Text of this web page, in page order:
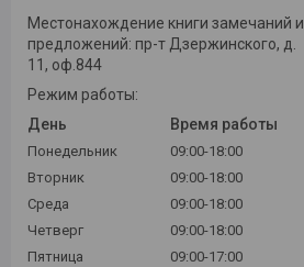
Местонахождение книги замечаний и
предложений: пр-т Дзержинского, д.
11, оф.844
Режим работы:
День
Время работы
Понедельник
09:00-18:00
Вторник
09:00-18:00
Среда
09:00-18:00
Четверг
09:00-18:00
Пятница
09:00-17:00